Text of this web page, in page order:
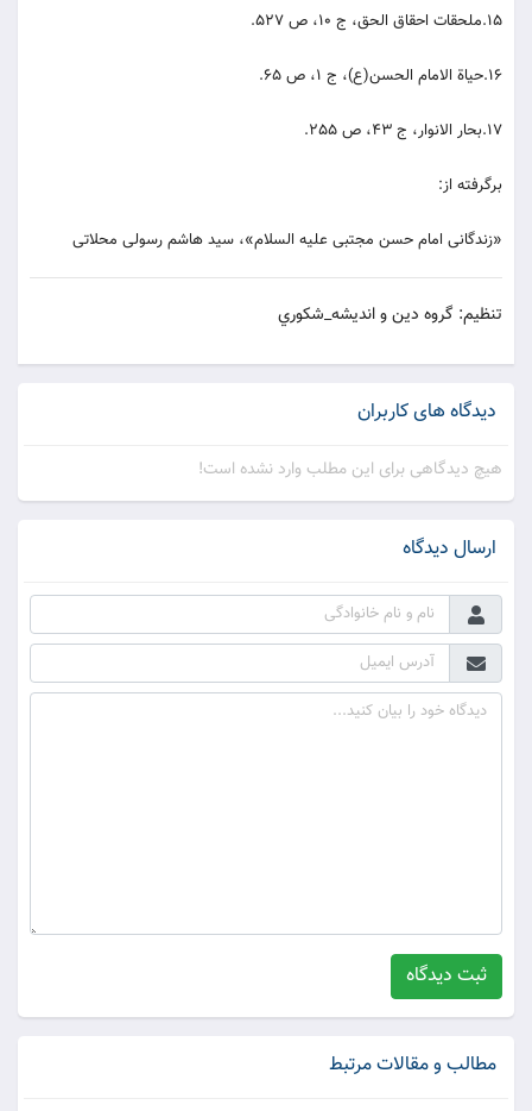
15.ملحقات احقاق الحق، ج 10، ص 527.
16.حياة الامام الحسن(ع)، ج 1، ص 65.
17.بحار الانوار، ج 43، ص 255.
برگرفته از:
«زندگانى امام حسن مجتبى عليه السلام»، سيد هاشم رسولى محلاتى
تنظيم: گروه دين و انديشه_شکوري
دیدگاه های کاربران
هیچ دیدگاهی برای این مطلب وارد نشده است!
ارسال دیدگاه
ثبت دیدگاه
مطالب و مقالات مرتبط